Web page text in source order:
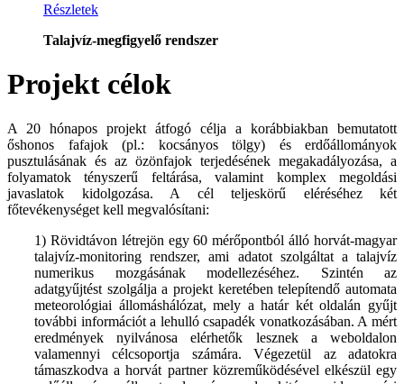
Részletek
Talajvíz-megfigyelő rendszer
Projekt célok
A 20 hónapos projekt átfogó célja a korábbiakban bemutatott
őshonos fafajok (pl.: kocsányos tölgy) és erdőállományok
pusztulásának és az özönfajok terjedésének megakadályozása, a
folyamatok tényszerű feltárása, valamint komplex megoldási
javaslatok kidolgozása. A cél teljeskörű eléréséhez két
főtevékenységet kell megvalósítani:
1) Rövidtávon létrejön egy 60 mérőpontból álló horvát-magyar
talajvíz-monitoring rendszer, ami adatot szolgáltat a talajvíz
numerikus mozgásának modellezéséhez. Szintén az
adatgyűjtést szolgálja a projekt keretében telepítendő automata
meteorológiai állomáshálózat, mely a határ két oldalán gyűjt
további információt a lehulló csapadék vonatkozásában. A mért
eredmények nyilvánosa elérhetők lesznek a weboldalon
valamennyi célcsoportja számára. Végezetül az adatokra
támaszkodva a horvát partner közreműködésével elkészül egy